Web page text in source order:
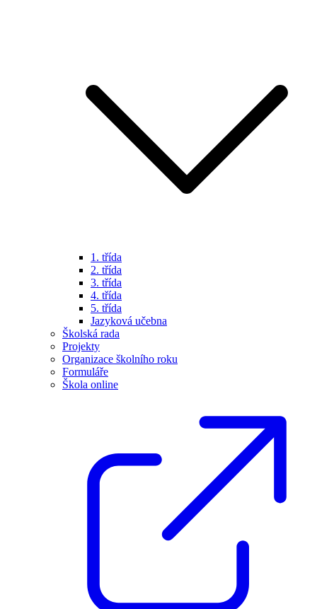
1. třída
2. třída
3. třída
4. třída
5. třída
Jazyková učebna
Školská rada
Projekty
Organizace školního roku
Formuláře
Škola online